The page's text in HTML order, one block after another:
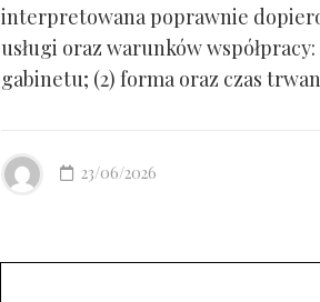
interpretowana poprawnie
usługi oraz warunków
gabinetu; (2) forma oraz czas
23/06/2026